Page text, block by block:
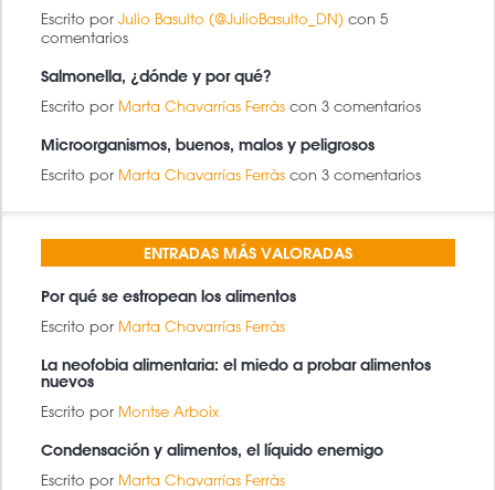
Escrito por Julio Basulto (@JulioBasulto_DN) con 5
comentarios
Salmonella, ¿dónde y por qué?
Escrito por Marta Chavarrías Ferràs con 3 comentarios
Microorganismos, buenos, malos y peligrosos
Escrito por Marta Chavarrías Ferràs con 3 comentarios
ENTRADAS MÁS VALORADAS
Por qué se estropean los alimentos
Escrito por Marta Chavarrías Ferràs
La neofobia alimentaria: el miedo a probar alimentos
nuevos
Escrito por Montse Arboix
Condensación y alimentos, el líquido enemigo
Escrito por Marta Chavarrías Ferràs